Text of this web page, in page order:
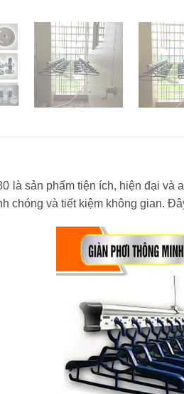
là sản phẩm tiện ích, hiện đại
chóng và tiết kiệm không gian.